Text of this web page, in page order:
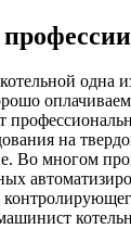
одна
на
Во многом